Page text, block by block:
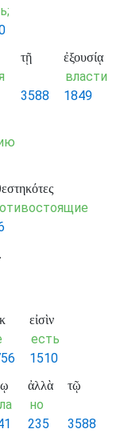
τῇ
3588
ἐξουσίᾳ
власти
1849
εἰσὶν
есть
1510
ἀλλὰ
но
235
τῷ
3588